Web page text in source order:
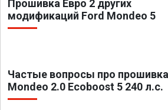
Прошивка Евро 2 других
модификаций Ford Mondeo 5
Частые вопросы про
Mondeo 2.0 Ecoboost 5 240 л.с.